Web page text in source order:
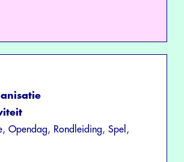
Opendag, Rondleiding, Spel,